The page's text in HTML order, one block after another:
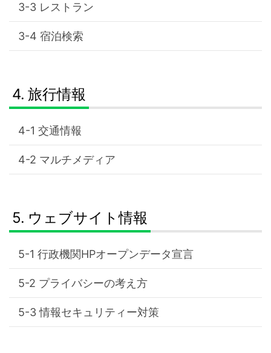
レストラン
宿泊検索
旅行情報
交通情報
マルチメディア
ウェブサイト情報
行政機関HPオープンデータ宣言
プライバシーの考え方
情報セキュリティー対策